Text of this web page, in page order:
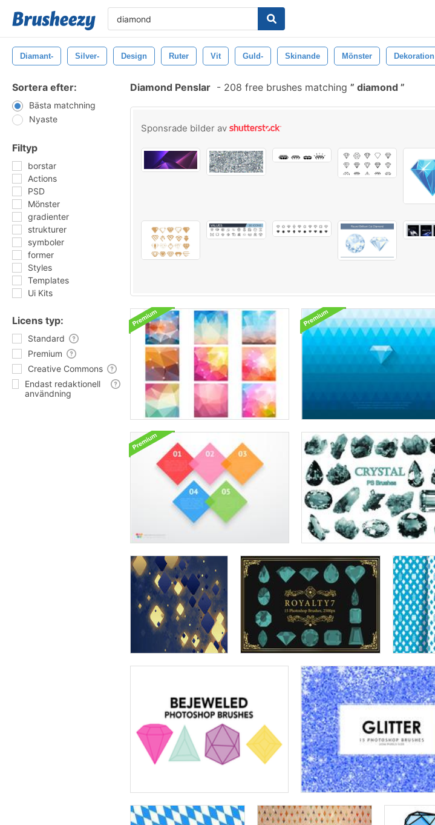
Diamant- Silver- Design Ruter Vit Guld- Skinande Mönster Dekoration
Sortera efter:
Bästa matchning
Nyaste
Filtyp
borstar
Actions
PSD
Mönster
gradienter
strukturer
symboler
former
Styles
Templates
Ui Kits
Licens typ:
Standard
Premium
Creative Commons
Endast redaktionell
användning
Diamond Penslar - 208 free brushes matching diamond
Sponsrade bilder av